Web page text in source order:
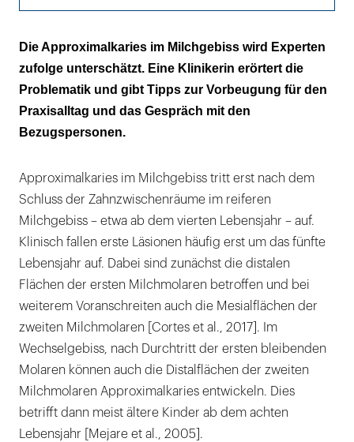
seine
Form
einen
besonders
breitflächigen
auf.
Eine
rein
visuelle
Diagnostik
der
distal-
approximalen
Läsion
an
Zahn
84
war
Prävalenz und Diagnostik
Therapie und Forschung
Die Approximalkaries im Milchgebiss wird Experten
zufolge unterschätzt. Eine Klinikerin erörtert die
Problematik und gibt Tipps zur Vorbeugung für den
Praxisalltag und das Gespräch mit den
Bezugspersonen.
Approximalkaries im Milchgebiss tritt erst nach dem
Schluss der Zahnzwischenräume im reiferen
Milchgebiss – etwa ab dem vierten Lebensjahr – auf.
Klinisch fallen erste Läsionen häufig erst um das fünfte
Lebensjahr auf. Dabei sind zunächst die distalen
Flächen der ersten Milchmolaren betroffen und bei
weiterem Voranschreiten auch die Mesialflächen der
zweiten Milchmolaren [Cortes et al., 2017]. Im
Wechselgebiss, nach Durchtritt der ersten bleibenden
Molaren können auch die Distalflächen der zweiten
Milchmolaren Approximalkaries entwickeln. Dies
betrifft dann meist ältere Kinder ab dem achten
Lebensjahr [Mejare et al., 2005].